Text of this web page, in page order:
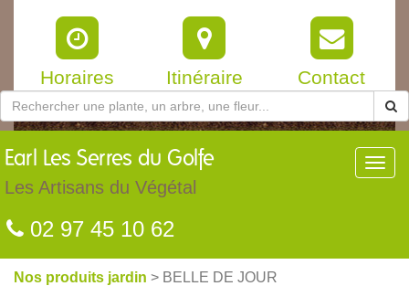
Horaires Itinéraire Contact
Earl Les Serres du Golfe
Les Artisans du Végétal
02 97 45 10 62
Nos produits jardin > BELLE DE JOUR